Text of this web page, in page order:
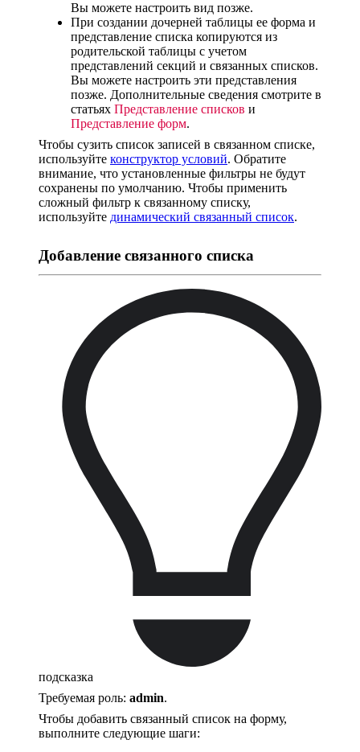
Вы можете настроить вид позже.
При создании дочерней таблицы ее форма и
представление списка копируются из
родительской таблицы с учетом
представлений секций и связанных списков.
Вы можете настроить эти представления
позже. Дополнительные сведения смотрите в
статьях Представление списков и
Представление форм.
Чтобы сузить список записей в связанном списке,
используйте конструктор условий. Обратите
внимание, что установленные фильтры не будут
сохранены по умолчанию. Чтобы применить
сложный фильтр к связанному списку,
используйте динамический связанный список.
Добавление связанного списка
подсказка
Требуемая роль: admin.
Чтобы добавить связанный список на форму,
выполните следующие шаги: